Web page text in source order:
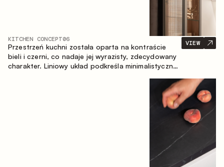
KITCHEN CONCEPT06
Przestrzeń kuchni została oparta na kontraście
bieli i czerni, co nadaje jej wyrazisty, zdecydowany
charakter. Liniowy układ podkreśla minimalistyczny i
VIEW